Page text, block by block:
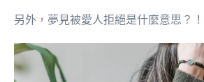
另外，夢見被愛人拒絕是什麼意思？！